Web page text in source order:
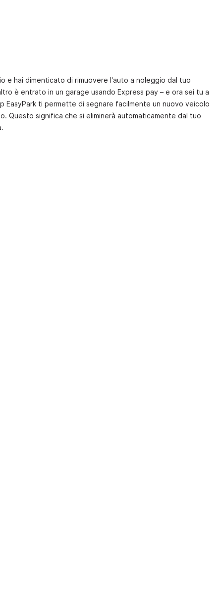
e hai dimenticato di rimuovere l'auto a noleggio dal tuo
è entrato in un garage usando Express pay – e ora sei tu a
EasyPark ti permette di segnare facilmente un nuovo veicolo
Questo significa che si eliminerà automaticamente dal tuo